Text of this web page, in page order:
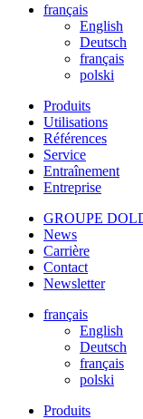
français
English
Deutsch
français
polski
Produits
Utilisations
Références
Service
Entraînement
Entreprise
GROUPE
News
Carrière
Contact
Newsletter
français
English
Deutsch
français
polski
Produits